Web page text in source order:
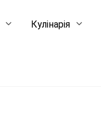
Кулінарія